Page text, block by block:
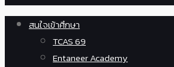
สนใจเข้าศึกษา
TCAS 69
Entaneer Academy